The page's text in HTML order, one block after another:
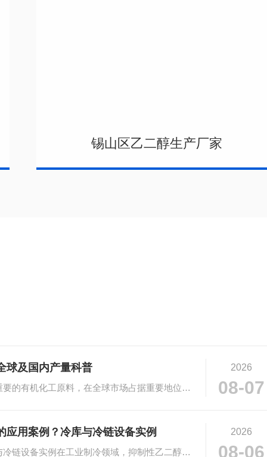
锡山区乙二醇生产厂家
球及国内产量科普
# 乙二醇市场规模与产量科普乙二醇作为重要的有机化工原料，在全球市场占据重要地位。···
2026
08-07
应用案例？冷库与冷链设备实例
# 抑制性乙二醇在工业制冷的应用：冷库与冷链设备实例在工业制冷领域，抑制性乙二醇凭···
2026
08-06